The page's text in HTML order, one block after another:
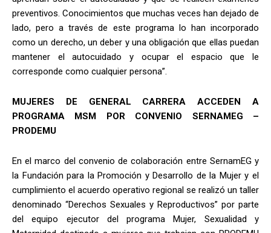
preventivos. Conocimientos que muchas veces han dejado de
lado, pero a través de este programa lo han incorporado
como un derecho, un deber y una obligación que ellas puedan
mantener el autocuidado y ocupar el espacio que le
corresponde como cualquier persona”.
MUJERES DE GENERAL CARRERA ACCEDEN A
PROGRAMA MSM POR CONVENIO SERNAMEG –
PRODEMU
En el marco del convenio de colaboración entre SernamEG y
la Fundación para la Promoción y Desarrollo de la Mujer y el
cumplimiento el acuerdo operativo regional se realizó un taller
denominado “Derechos Sexuales y Reproductivos” por parte
del equipo ejecutor del programa Mujer, Sexualidad y